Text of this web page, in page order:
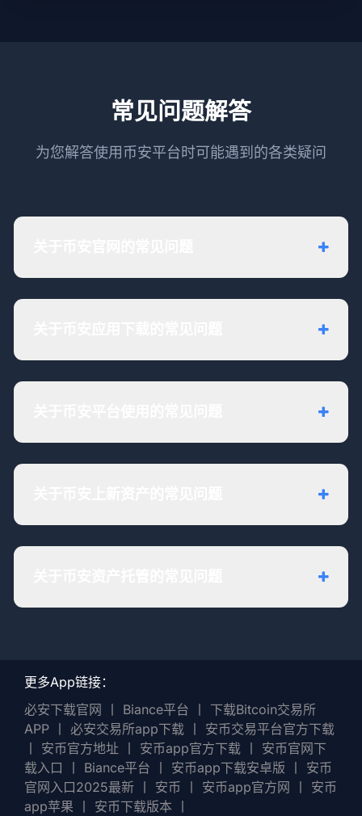
常见问题解答
为您解答使用币安平台时可能遇到的各类疑问
更多App链接：
必安下载官网
Biance平台
下载Bitcoin交易所
APP
必安交易所app下载
安币交易平台官方下载
安币官方地址 安币app官方下载
安币官网下
载入口
Biance平台 安币app下载安卓版
安币
官网入口2025最新
安币 安币app官方网
安币
app苹果
安币下载版本